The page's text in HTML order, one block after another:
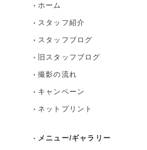
ホーム
スタッフ紹介
スタッフブログ
旧スタッフブログ
撮影の流れ
キャンペーン
ネットプリント
メニュー/ギャラリー